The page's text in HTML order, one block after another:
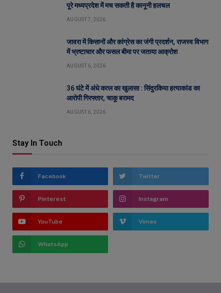
पूरे मध्यप्रदेश में मच सकती है कानूनी हलचल
AUGUST 7, 2026
जावरा में किसानों और कांग्रेस का जंगी प्रदर्शन, राजस्व विभाग
में भ्रष्टाचार और फसल बीमा पर जताया आक्रोश
AUGUST 6, 2026
36 घंटे में अंधे कत्ल का खुलासा : सिंदुरकिया हत्याकांड का
आरोपी गिरफ्तार, चाकू बरामद
AUGUST 6, 2026
Stay In Touch
Facebook Twitter
Pinterest Instagram
YouTube Vimeo
WhatsApp